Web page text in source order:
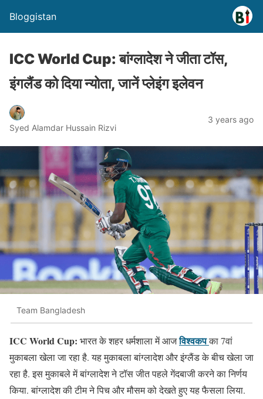
Bloggistan
ICC World Cup: बांग्लादेश ने जीता टॉस,
इंगलैंड को दिया न्योता, जानें प्लेइंग इलेवन
Syed Alamdar Hussain Rizvi
3 years ago
Team Bangladesh
ICC World Cup: भारत के शहर धर्मशाला में आजविश्वकपका 7वां
मुकाबला खेला जा रहा है. यह मुकाबला बांग्लादेश और इंग्लैंड के बीच खेला जा
रहा है. इस मुकाबले में बांग्लादेश ने टॉस जीत पहले गेंदबाजी करने का निर्णय
किया. बांग्लादेश की टीम ने पिच और मौसम को देखते हुए यह फैसला लिया.